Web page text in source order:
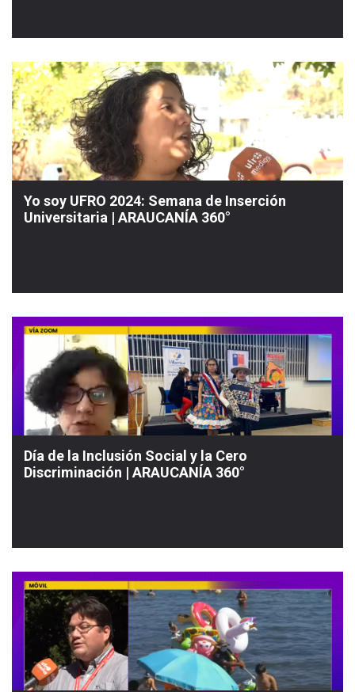
Yo soy UFRO 2024: Semana de Inserción
Universitaria | ARAUCANÍA 360°
Día de la Inclusión Social y la Cero
Discriminación | ARAUCANÍA 360°